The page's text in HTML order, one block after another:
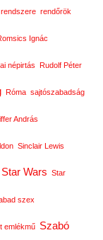
rendőrök
Ignác
népirtás Rudolf Péter
Róma sajtószabadság
András
Sinclair Lewis
Star Wars Star
szex
emlékmű Szabó